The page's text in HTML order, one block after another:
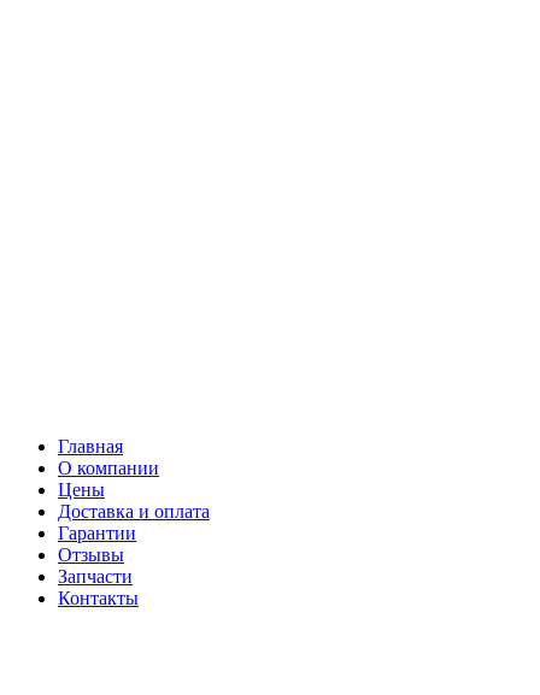
Главная
О компании
Цены
Доставка и оплата
Гарантии
Отзывы
Запчасти
Контакты